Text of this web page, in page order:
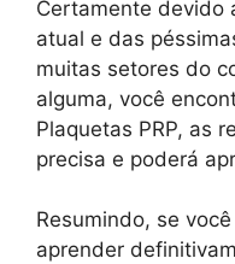
Certamente devido
atual e das
muitas setores do
alguma, você
Plaquetas PRP, as
precisa e poderá
Resumindo, se
aprender